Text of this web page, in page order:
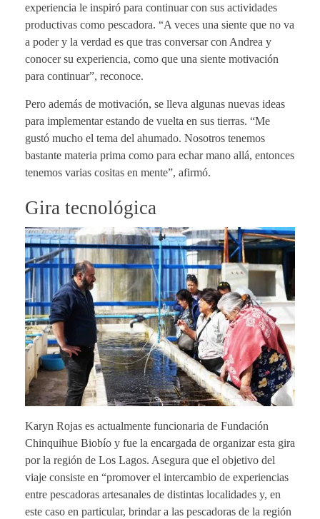
experiencia le inspiró para continuar con sus actividades
productivas como pescadora. “A veces una siente que no va
a poder y la verdad es que tras conversar con Andrea y
conocer su experiencia, como que una siente motivación
para continuar”, reconoce.
Pero además de motivación, se lleva algunas nuevas ideas
para implementar estando de vuelta en sus tierras. “Me
gustó mucho el tema del ahumado. Nosotros tenemos
bastante materia prima como para echar mano allá, entonces
tenemos varias cositas en mente”, afirmó.
Gira tecnológica
Karyn Rojas es actualmente funcionaria de Fundación
Chinquihue Biobío y fue la encargada de organizar esta gira
por la región de Los Lagos. Asegura que el objetivo del
viaje consiste en “promover el intercambio de experiencias
entre pescadoras artesanales de distintas localidades y, en
este caso en particular, brindar a las pescadoras de la región